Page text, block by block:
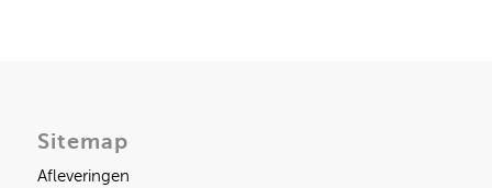
Sitemap
Afleveringen